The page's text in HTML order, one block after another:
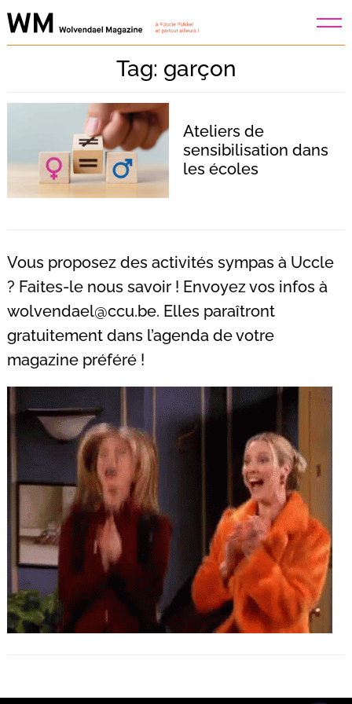
Skip
to
Tag: garçon
Ateliers de
sensibilisation dans
les écoles
Vous proposez des activités sympas à Uccle
? Faites-le nous savoir ! Envoyez vos infos à
wolvendael@ccu.be. Elles paraîtront
gratuitement dans l’agenda de votre
magazine préféré !
Recherche
pour
: